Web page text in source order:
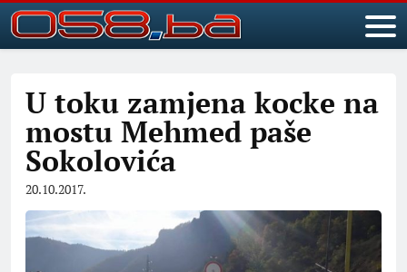
U toku zamjena kocke na
mostu Mehmed paše
Sokolovića
20.10.2017.